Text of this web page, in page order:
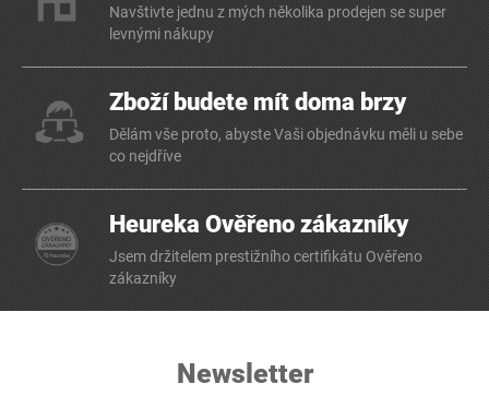
Navštivte jednu z mých několika prodejen se super
levnými nákupy
Zboží budete mít doma brzy
Dělám vše proto, abyste Vaši objednávku měli u sebe
co nejdříve
Heureka Ověřeno zákazníky
Jsem držitelem prestižního certifikátu Ověřeno
zákazníky
Newsletter